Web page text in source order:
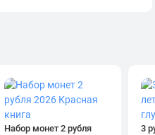
Набор монет 2 рубля
3